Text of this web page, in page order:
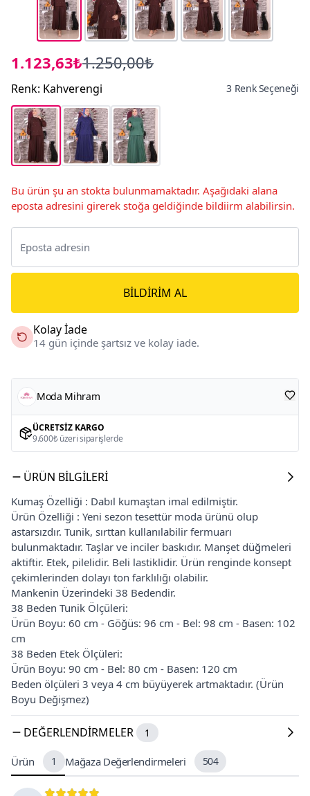
1.123,63₺1.250,00₺
Renk: Kahverengi 3 Renk Seçeneği
Bu ürün şu an stokta bulunmamaktadır. Aşağıdaki alana
eposta adresini girerek stoğa geldiğinde bildiirm alabilirsin.
BILDIRIM AL
Kolay İade
14 gün içinde şartsız ve kolay iade.
Moda Mihram
ÜCRETSIZ KARGO
9.600₺ üzeri siparişlerde
ÜRÜN BILGILERI
Kumaş Özelliği : Dabıl kumaştan imal edilmiştir.
Ürün Özelliği : Yeni sezon tesettür moda ürünü olup
astarsızdır. Tunik, sırttan kullanılabilir fermuarı
bulunmaktadır. Taşlar ve inciler baskıdır. Manşet düğmeleri
aktiftir. Etek, pilelidir. Beli lastiklidir. Ürün renginde konsept
çekimlerinden dolayı ton farklılığı olabilir.
Mankenin Üzerindeki 38 Bedendir.
38 Beden Tunik Ölçüleri:
Ürün Boyu: 60 cm - Göğüs: 96 cm - Bel: 98 cm - Basen: 102
cm
38 Beden Etek Ölçüleri:
Ürün Boyu: 90 cm - Bel: 80 cm - Basen: 120 cm
Beden ölçüleri 3 veya 4 cm büyüyerek artmaktadır. (Ürün
Boyu Değişmez)
DEĞERLENDIRMELER 1
Ürün 1 Mağaza Değerlendirmeleri 504